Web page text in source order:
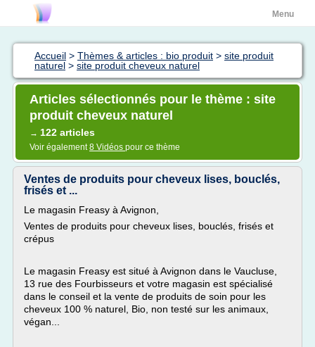
Menu
Accueil > Thèmes & articles : bio produit > site produit
naturel > site produit cheveux naturel
Articles sélectionnés pour le thème : site
produit cheveux naturel
→ 122 articles
Voir également8 Vidéos pour ce thème
Ventes de produits pour cheveux lises, bouclés,
frisés et ...
Le magasin Freasy à Avignon,
Ventes de produits pour cheveux lises, bouclés, frisés et
crépus
Le magasin Freasy est situé à Avignon dans le Vaucluse,
13 rue des Fourbisseurs et votre magasin est spécialisé
dans le conseil et la vente de produits de soin pour les
cheveux 100 % naturel, Bio, non testé sur les animaux,
végan...